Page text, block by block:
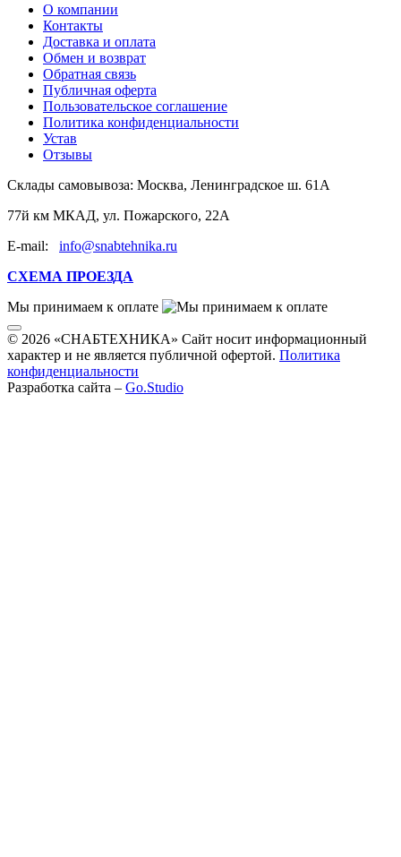
О компании
Контакты
Доставка и оплата
Обмен и возврат
Обратная связь
Публичная оферта
Пользовательское соглашение
Политика конфиденциальности
Устав
Отзывы
Склады самовывоза: Москва, Ленинградское ш. 61А
77й км МКАД, ул. Пожарского, 22А
E-mail: info@snabtehnika.ru
СХЕМА ПРОЕЗДА
Мы принимаем к оплате
© 2026 «СНАБТЕХНИКА» Сайт носит информационный
характер и не является публичной офертой. Политика
конфиденциальности
Разработка сайта – Go.Studio